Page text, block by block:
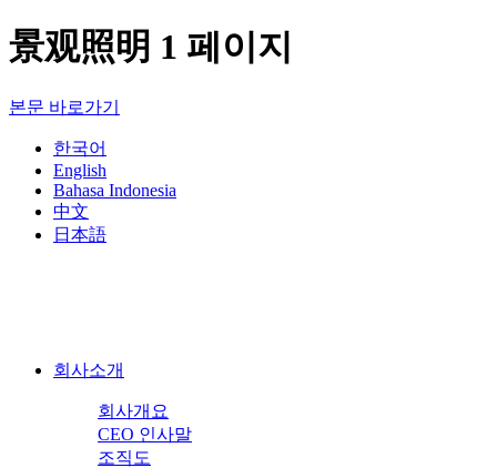
景观照明 1 페이지
본문 바로가기
한국어
English
Bahasa Indonesia
中文
日本語
회사소개
회사개요
CEO 인사말
조직도